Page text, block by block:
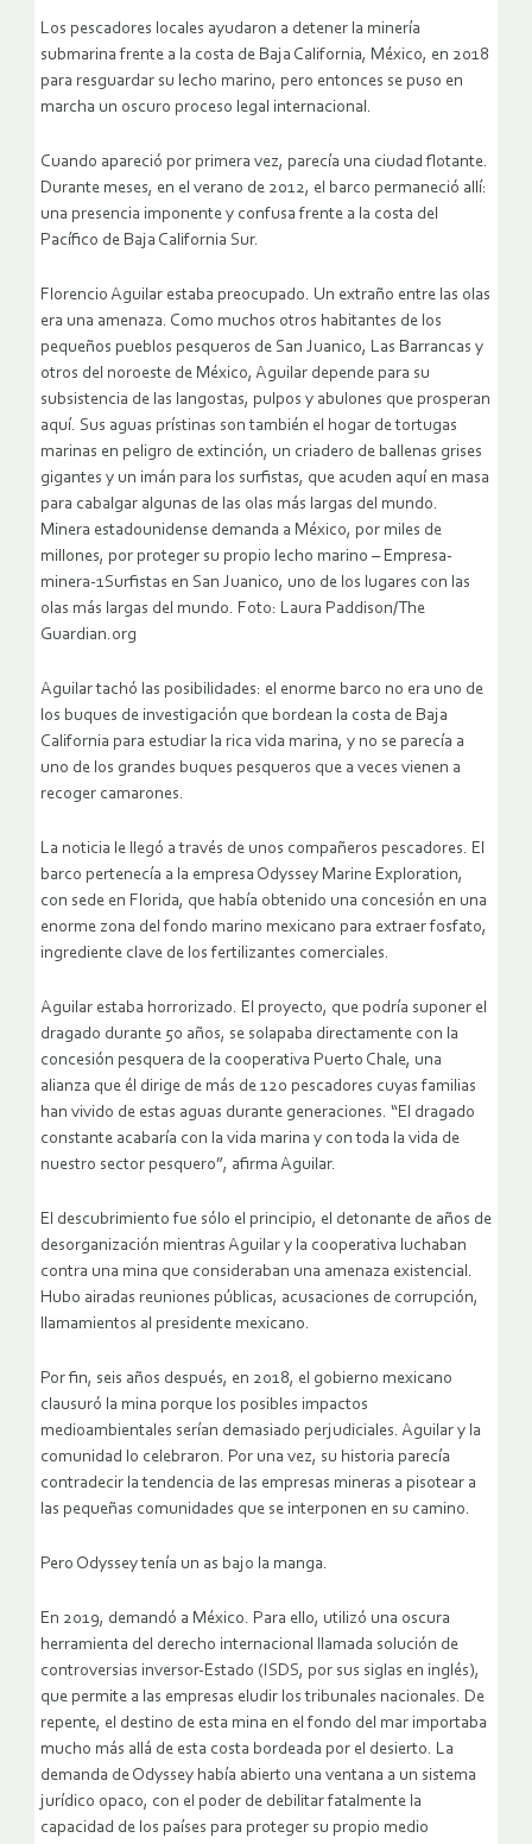
Los pescadores locales ayudaron a detener la minería
submarina frente a la costa de Baja California, México, en 2018
para resguardar su lecho marino, pero entonces se puso en
marcha un oscuro proceso legal internacional.
Cuando apareció por primera vez, parecía una ciudad flotante.
Durante meses, en el verano de 2012, el barco permaneció allí:
una presencia imponente y confusa frente a la costa del
Pacífico de Baja California Sur.
Florencio Aguilar estaba preocupado. Un extraño entre las olas
era una amenaza. Como muchos otros habitantes de los
pequeños pueblos pesqueros de San Juanico, Las Barrancas y
otros del noroeste de México, Aguilar depende para su
subsistencia de las langostas, pulpos y abulones que prosperan
aquí. Sus aguas prístinas son también el hogar de tortugas
marinas en peligro de extinción, un criadero de ballenas grises
gigantes y un imán para los surfistas, que acuden aquí en masa
para cabalgar algunas de las olas más largas del mundo.
Minera estadounidense demanda a México, por miles de
millones, por proteger su propio lecho marino – Empresa-
minera-1Surfistas en San Juanico, uno de los lugares con las
olas más largas del mundo. Foto: Laura Paddison/The
Guardian.org
Aguilar tachó las posibilidades: el enorme barco no era uno de
los buques de investigación que bordean la costa de Baja
California para estudiar la rica vida marina, y no se parecía a
uno de los grandes buques pesqueros que a veces vienen a
recoger camarones.
La noticia le llegó a través de unos compañeros pescadores. El
barco pertenecía a la empresa Odyssey Marine Exploration,
con sede en Florida, que había obtenido una concesión en una
enorme zona del fondo marino mexicano para extraer fosfato,
ingrediente clave de los fertilizantes comerciales.
Aguilar estaba horrorizado. El proyecto, que podría suponer el
dragado durante 50 años, se solapaba directamente con la
concesión pesquera de la cooperativa Puerto Chale, una
alianza que él dirige de más de 120 pescadores cuyas familias
han vivido de estas aguas durante generaciones. “El dragado
constante acabaría con la vida marina y con toda la vida de
nuestro sector pesquero”, afirma Aguilar.
El descubrimiento fue sólo el principio, el detonante de años de
desorganización mientras Aguilar y la cooperativa luchaban
contra una mina que consideraban una amenaza existencial.
Hubo airadas reuniones públicas, acusaciones de corrupción,
llamamientos al presidente mexicano.
Por fin, seis años después, en 2018, el gobierno mexicano
clausuró la mina porque los posibles impactos
medioambientales serían demasiado perjudiciales. Aguilar y la
comunidad lo celebraron. Por una vez, su historia parecía
contradecir la tendencia de las empresas mineras a pisotear a
las pequeñas comunidades que se interponen en su camino.
Pero Odyssey tenía un as bajo la manga.
En 2019, demandó a México. Para ello, utilizó una oscura
herramienta del derecho internacional llamada solución de
controversias inversor-Estado (ISDS, por sus siglas en inglés),
que permite a las empresas eludir los tribunales nacionales. De
repente, el destino de esta mina en el fondo del mar importaba
mucho más allá de esta costa bordeada por el desierto. La
demanda de Odyssey había abierto una ventana a un sistema
jurídico opaco, con el poder de debilitar fatalmente la
capacidad de los países para proteger su propio medio